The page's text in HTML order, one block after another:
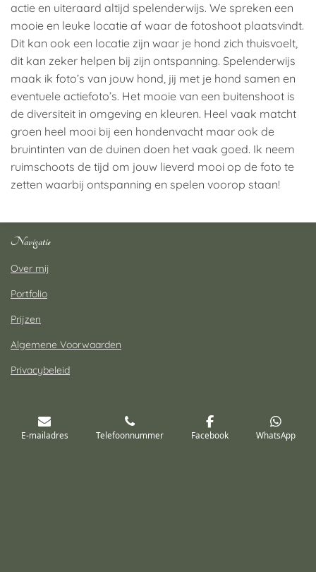
actie en uiteraard altijd spelenderwijs. We spreken een
mooie en leuke locatie af waar de fotoshoot plaatsvindt.
Dit kan ook een locatie zijn waar je hond zich thuisvoelt,
dit kan zeker helpen bij zijn ontspanning. Spelenderwijs
maak ik foto’s van jouw hond, jij met je hond samen en
eventuele actiefoto’s. Het mooie van een buitenshoot is
de diversiteit in omgeving en kleuren. Heel vaak matcht
groen heel mooi bij een hondenvacht maar ook de
bruintinten van de duinen doen het vaak goed. Ik neem
ruimschoots de tijd om jouw lieverd mooi op de foto te
zetten waarbij ontspanning en spelen voorop staan!
Navigatie
Over mij
Portfolio
Prijzen
Algemene Voorwaarden
Privacybeleid
E-mailadres Telefoonnummer Facebook WhatsApp